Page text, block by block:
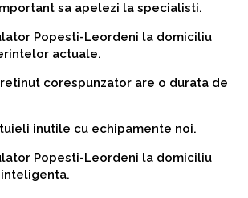
sa apelezi la specialisti.
Popesti-Leordeni la domiciliu
actuale.
corespunzator are o durata de
inutile cu echipamente noi.
Popesti-Leordeni la domiciliu